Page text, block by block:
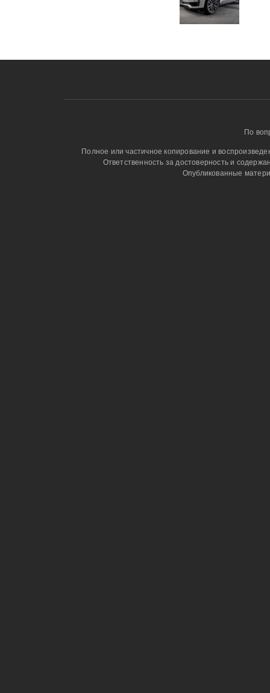
По
Полное или частичное копирование и
Ответственность за достоверность и
Опубликованные